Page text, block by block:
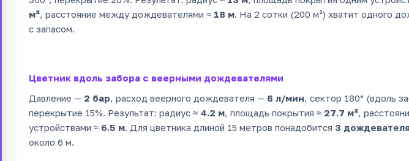
м², расстояние между дождевателями ≈ 18 м. На 2 сотки (200 м²) хватит одного
с запасом.
Цветник вдоль забора с веерными дождевателями
Давление — 2 бар, расход веерного дождевателя — 6 л/мин, сектор 180° (вдоль
перекрытие 15%. Результат: радиус ≈ 4.2 м, площадь покрытия ≈ 27.7 м²,
устройствами ≈ 6.5 м. Для цветника длиной 15 метров понадобится 3
около 6 м.